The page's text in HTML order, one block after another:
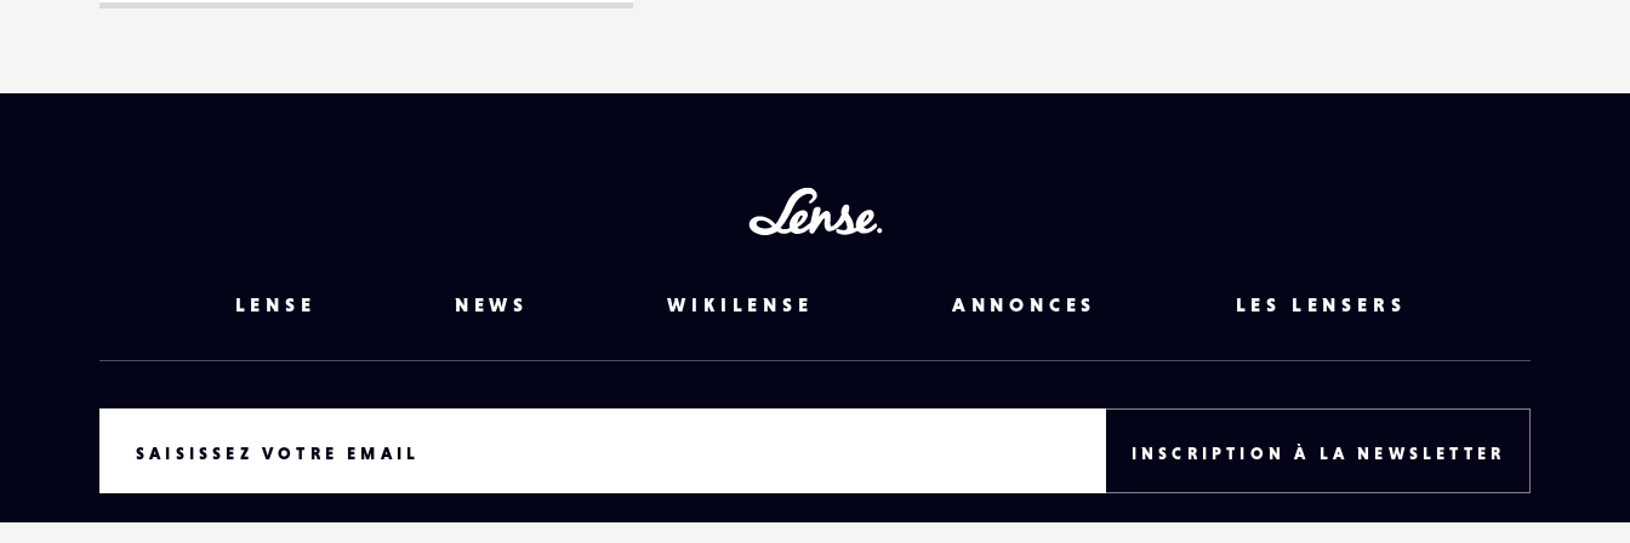
LENSE NEWS WIKILENSE ANNONCES LES LENSERS
SAISISSEZ VOTRE EMAIL INSCRIPTION À LA NEWSLETTER